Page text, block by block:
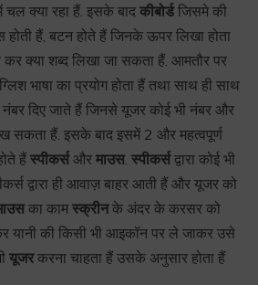
क्या रहा हैं. इसके बाद कीबोर्डजिसमे की
हैं, बटन होते हैं जिनके ऊपर लिखा होता
कर क्या शब्द लिखा जा सकता हैं. आमतौर पर
भाषा का प्रयोग होता हैं तथा साथ ही साथ
दिए जाते हैं जिनसे यूजर कोई भी नंबर और
सकता हैं. इसके बाद इसमें 2 और महत्वपूर्ण
हैं स्पीकर्सऔर माउस. स्पीकर्सद्वारा कोई भी
द्वारा ही आवाज़ बाहर आती हैं और यूजर को
का काम स्क्रीनके अंदर के करसर को
यानी की किसी भी आइकॉन पर ले जाकर उसे
यूजरकरना चाहता हैं उसके अनुसार होता हैं